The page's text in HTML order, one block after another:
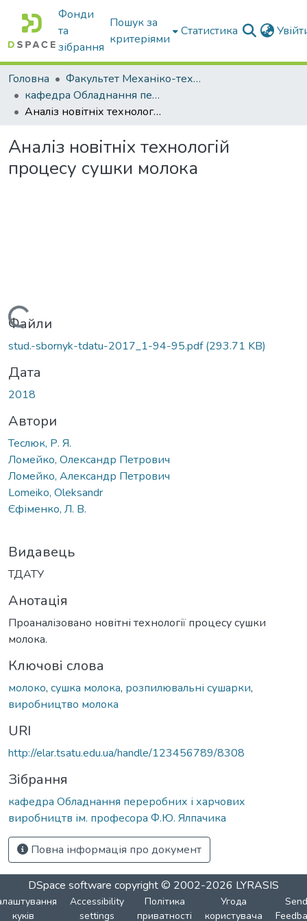
Фонди
та
зібрання
Пошук за
критеріями
Статистика
Головна
Факультет Механіко-технологічний
кафедра Обладнання переробних і харчових виробництв ім. професора Ф.Ю. Ялпачика
Аналіз новітніх технологій процесу сушки молока
Аналіз новітніх технологій
процесу сушки молока
Вантажиться...
Файли
stud.-sbornyk-tdatu-2017_1-94-95.pdf(293.71 KB)
Дата
2018
Автори
Теслюк, Р. Я.
Ломейко, Олександр Петрович
Ломейко, Александр Петрович
Lomeiko, Oleksandr
Єфіменко, Л. В.
Видавець
ТДАТУ
Анотація
Проаналізовано новітні технології процесу сушки
молока.
Ключові слова
молоко, сушка молока, розпилювальні сушарки,
виробництво молока
URI
http://elar.tsatu.edu.ua/handle/123456789/8308
Зібрання
кафедра Обладнання переробних і харчових
виробництв ім. професора Ф.Ю. Ялпачика
Повна інформація про документ
DSpace software copyright © 2002-2026 LYRASIS
куків
Accessibility
settings
Політика
приватності
Угода
користувача
Send